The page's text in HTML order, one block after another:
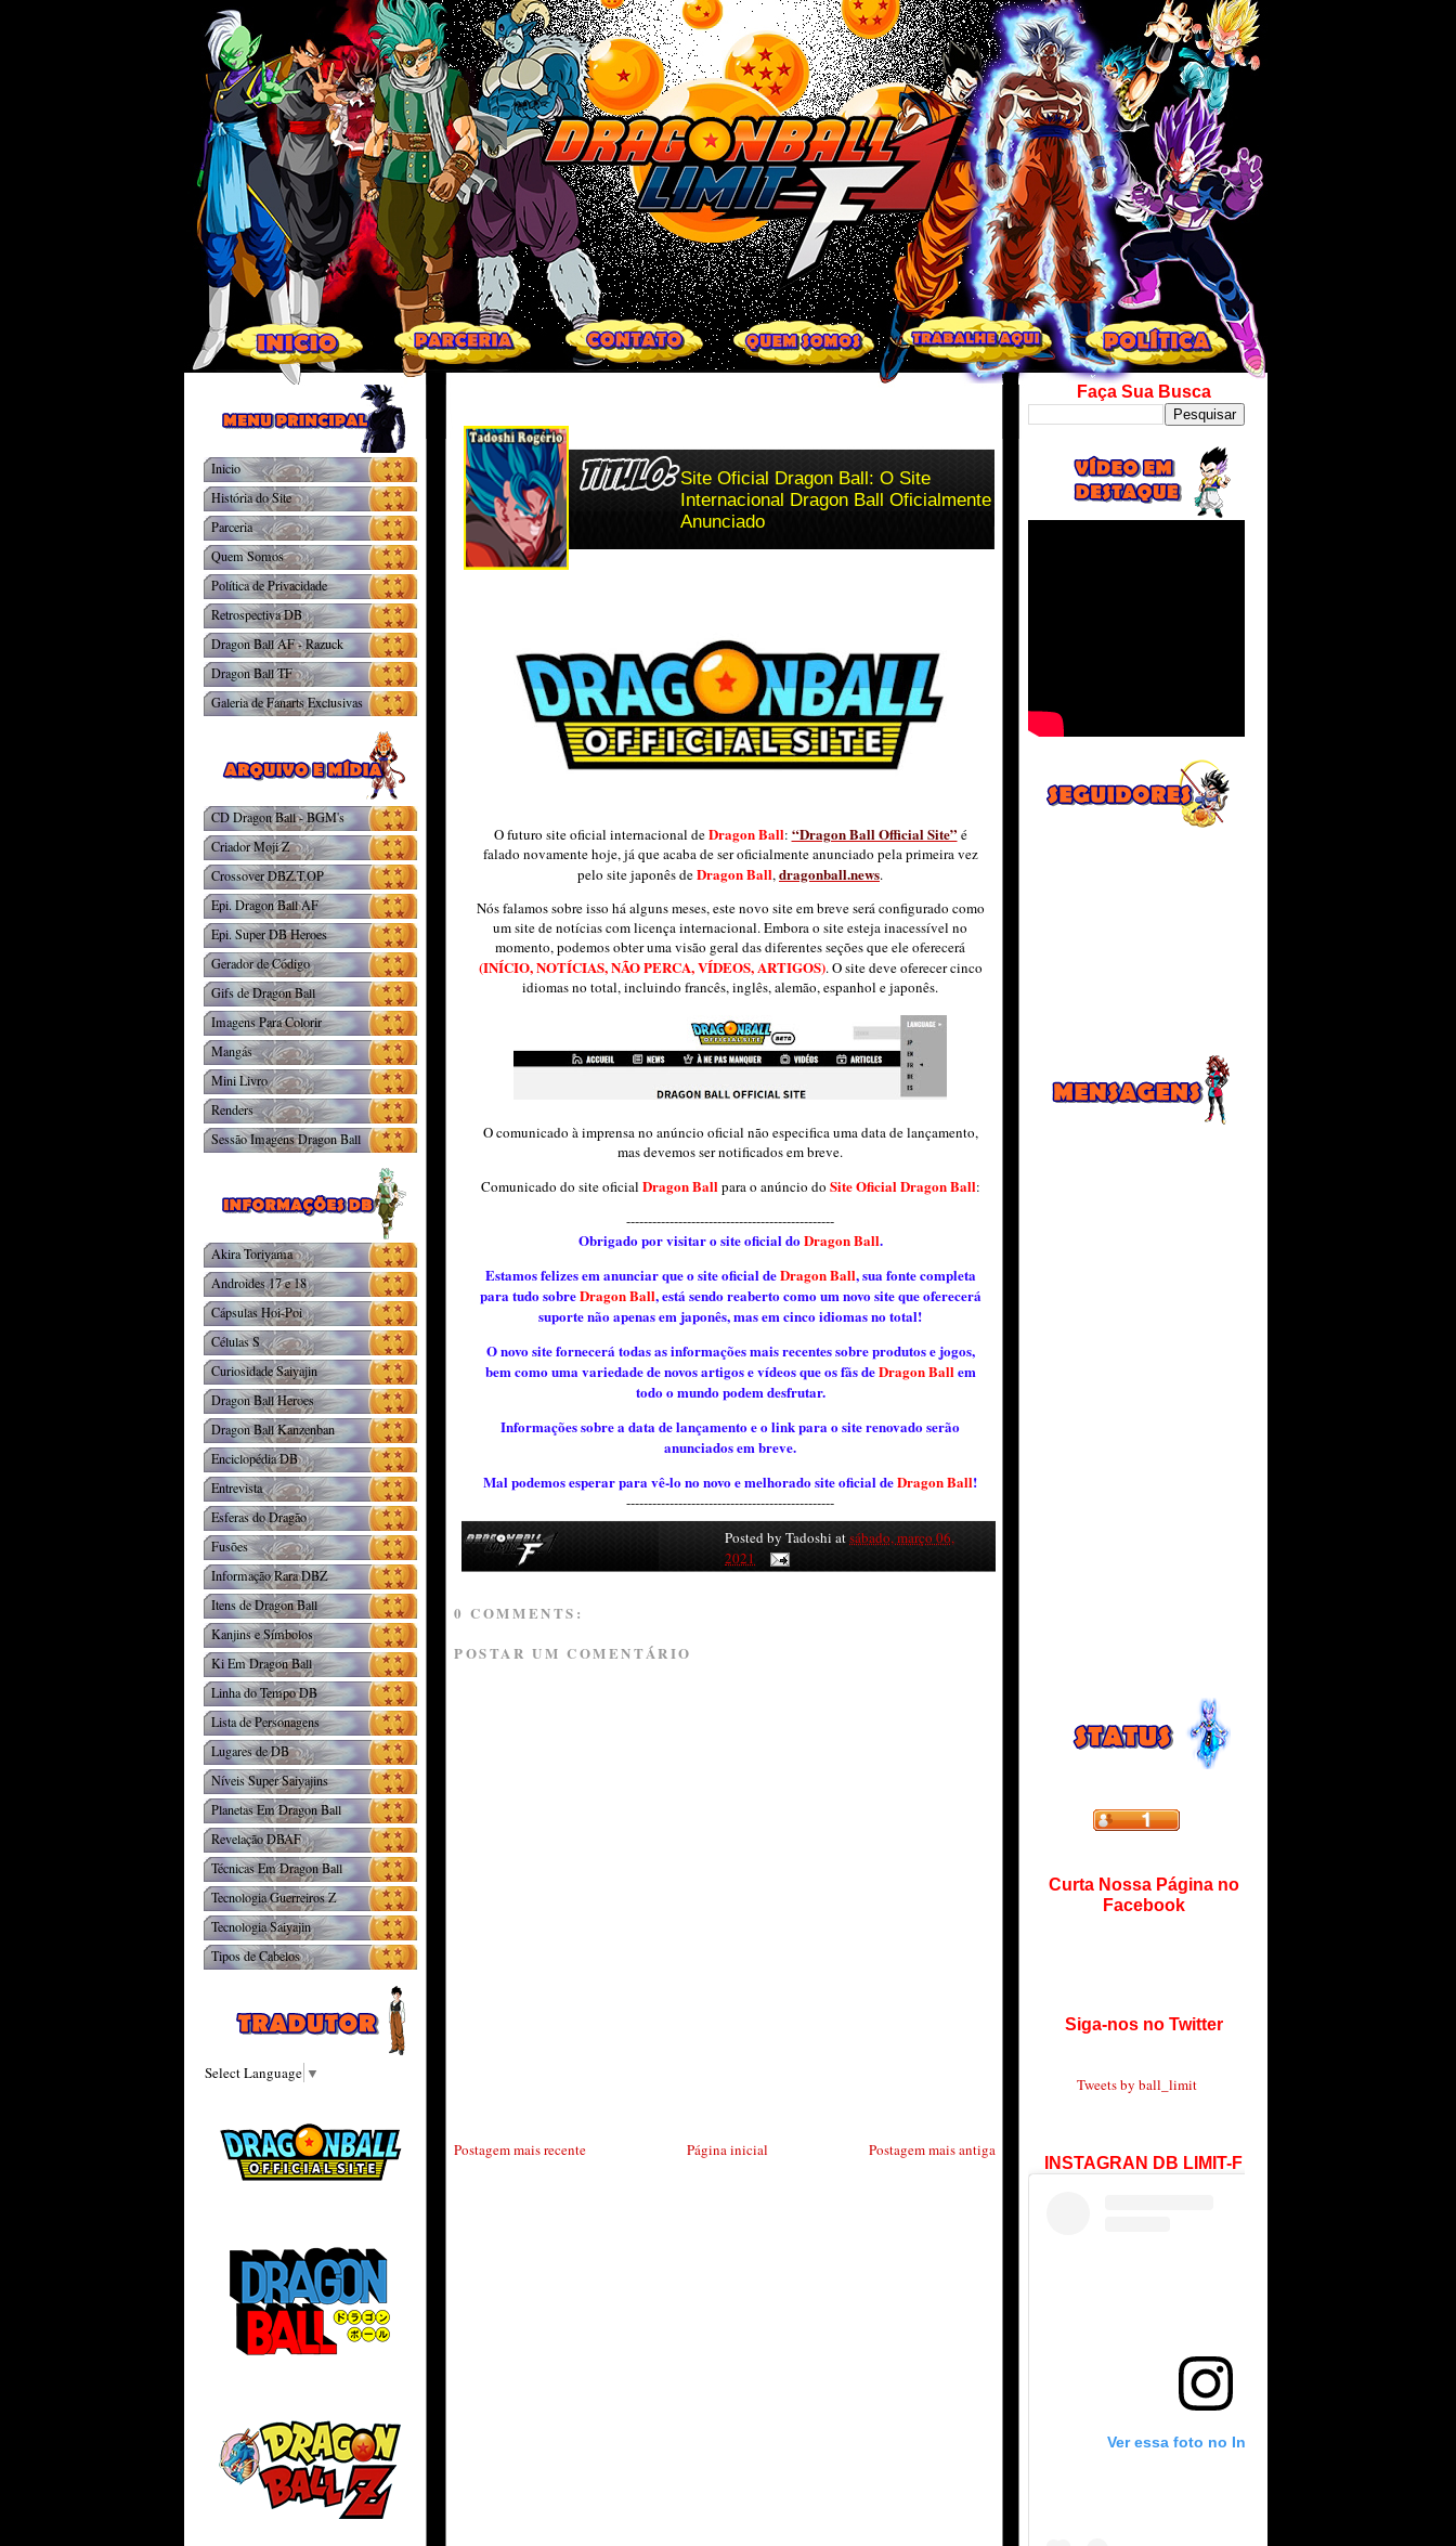
Site Oficial Dragon Ball: O Site
Internacional Dragon Ball Oficialmente
Anunciado
O futuro site oficial internacional deDragon Ball: “Dragon Ball Official Site” é
falado novamente hoje, já que acaba de ser oficialmente anunciado pela primeira vez
pelo site japonês deDragon Ball, dragonball.news.
Nós falamos sobre isso há alguns meses, este novo site em breve será configurado como
um site de notícias com licença internacional. Embora o site esteja inacessível no
momento, podemos obter uma visão geral das diferentes seções que ele oferecerá
(INÍCIO, NOTÍCIAS, NÃO PERCA, VÍDEOS, ARTIGOS). O site deve oferecer cinco
idiomas no total, incluindo francês, inglês, alemão, espanhol e japonês.
O comunicado à imprensa no anúncio oficial não especifica uma data de lançamento,
mas devemos ser notificados em breve.
Comunicado do site oficial Dragon Ball para o anúncio do Site Oficial Dragon Ball:
------------------------------------------------
Obrigado por visitar o site oficial doDragon Ball.
Estamos felizes em anunciar que o site oficial deDragon Ball, sua fonte completa
para tudo sobreDragon Ball, está sendo reaberto como um novo site que oferecerá
suporte não apenas em japonês, mas em cinco idiomas no total!
O novo site fornecerá todas as informações mais recentes sobre produtos e jogos,
bem como uma variedade de novos artigos e vídeos que os fãs deDragon Ball em
todo o mundo podem desfrutar.
Informações sobre a data de lançamento e o link para o site renovado serão
anunciados em breve.
Mal podemos esperar para vê-lo no novo e melhorado site oficial deDragon Ball!
------------------------------------------------
Posted by Tadoshi atsábado, março 06,
2021
0 COMMENTS:
POSTAR UM COMENTÁRIO
Postagem mais recente Postagem mais antiga
Página inicial
Inicio
História do Site
Parceria
Quem Somos
Política de Privacidade
Retrospectiva DB
Dragon Ball AF - Razuck
Dragon Ball TF
Galeria de Fanarts Exclusivas
CD Dragon Ball - BGM's
Criador Moji Z
Crossover DBZ.T.OP
Epi. Dragon Ball AF
Epi. Super DB Heroes
Gerador de Código
Gifs de Dragon Ball
Imagens Para Colorir
Mangás
Mini Livro
Renders
Sessão Imagens Dragon Ball
Akira Toriyama
Androides 17 e 18
Cápsulas Hoi-Poi
Células S
Curiosidade Saiyajin
Dragon Ball Heroes
Dragon Ball Kanzenban
Enciclopédia DB
Entrevista
Esferas do Dragão
Fusões
Informação Rara DBZ
Itens de Dragon Ball
Kanjins e Símbolos
Ki Em Dragon Ball
Linha do Tempo DB
Lista de Personagens
Lugares de DB
Níveis Super Saiyajins
Planetas Em Dragon Ball
Revelação DBAF
Técnicas Em Dragon Ball
Tecnologia Guerreiros Z
Tecnologia Saiyajin
Tipos de Cabelos
Select Language ▼
Faça Sua Busca
Curta Nossa Página no
Facebook
Siga-nos no Twitter
Tweets by ball_limit
INSTAGRAN DB LIMIT-F
Ver essa foto no Instagram